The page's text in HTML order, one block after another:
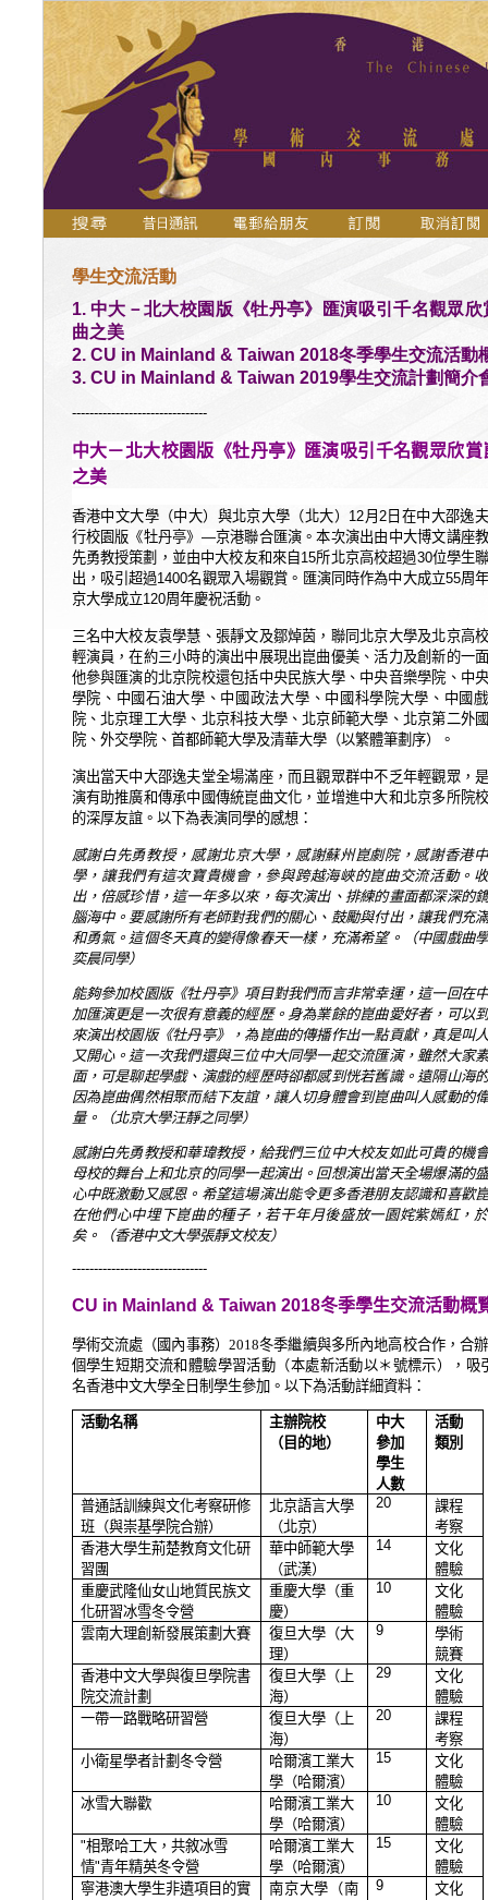
學生交流活動
1. 中大－北大校園版《牡丹亭》匯演吸引千名觀眾欣
曲之美
2. CU in Mainland & Taiwan 2018冬季學生交流活動
3. CU in Mainland & Taiwan 2019學生交流計劃簡介
-------------------------------
中大－北大校園版《牡丹亭》匯演吸引千名觀眾欣賞
之美
香港中文大學（中大）與北京大學（北大） 12 月 2日在中大邵逸
行校園版《牡丹亭》 —京港聯合匯演。本次演出由中大博文講座
先勇教授策劃，並由中大校友和來自15所北京高校超過30位學生
出， 吸引超過1400名觀眾入場觀賞。匯演同時作為中大成立55周
京大學成立120周年慶祝活動。
三名中大校友袁學慧、張靜文及鄒焯茵，聯同北京大學及北京高
輕演員，在約三小時的演出中展現出崑曲優美、活力及創新的一
他參與匯演的北京院校還包括中央民族大學、中央音樂學院、中
學院、中國石油大學、中國政法大學、中國科學院大學、中國
院、北京理工大學、北京科技大學、北京師範大學、北京第二外
院、外交學院、首都師範大學及清華大學（以繁體筆劃序）。
演出當天中大邵逸夫堂全場滿座，而且觀眾群中不乏年輕觀眾，
演有助推廣和傳承中國傳統崑曲文化，並增進中大和北京多所院
的深厚友誼。以下為表演同學的感想：
感謝白先勇教授，感謝北京大學，感謝蘇州崑劇院，感謝香港
學，讓我們有這次寶貴機會，參與跨越海峽的崑曲交流活動。
出，倍感珍惜，這一年多以來，每次演出、排練的畫面都深深的
腦海中。要感謝所有老師對我們的關心、鼓勵與付出，讓我們充
和勇氣。這個冬天真的變得像春天一樣，充滿希望。（中國戲曲
奕晨同學）
能夠參加校園版《牡丹亭》項目對我們而言非常幸運，這一回在
加匯演更是一次很有意義的經歷。身為業餘的崑曲愛好者，可以
來演出校園版《牡丹亭》，為崑曲的傳播作出一點貢獻，真是叫
又開心。這一次我們還與三位中大同學一起交流匯演，雖然大家
面，可是聊起學戲、演戲的經歷時卻都感到恍若舊識。遠隔山海
因為崑曲偶然相聚而結下友誼，讓人切身體會到崑曲叫人感動的
量。（北京大學汪靜之同學）
感謝白先勇教授和華瑋教授，給我們三位中大校友如此可貴的機
母校的舞台上和北京的同學一起演出。回想演出當天全場爆滿的
心中既激動又感恩。希望這場演出能令更多香港朋友認識和喜歡
在他們心中埋下崑曲的種子，若干年月後盛放一園姹紫嫣紅，
矣。（香港中文大學張靜文校友）
-------------------------------
CU in Mainland & Taiwan 2018冬季學生交流活動概
學術交流處（國內事務）2018冬季繼續與多所內地高校合作，合
個學生短期交流和體驗學習活動（本處新活動以＊號標示），吸
名香港中文大學全日制學生參加。以下為活動詳細資料：
活動名稱
主辦院校
（目的地）
中大
參加
學生
人數
活動
類別
普通話訓練與文化考察研修
班（與崇基學院合辦）
北京語言大學
（北京）
20
課程
考察
香港大學生荊楚教育文化研
習團
華中師範大學
（武漢）
14
文化
體驗
重慶武隆仙女山地質民族文
化研習冰雪冬令營
重慶大學（重
慶）
10
文化
體驗
雲南大理創新發展策劃大賽
復旦大學（大
理）
9
學術
競賽
香港中文大學與復旦學院書
院交流計劃
復旦大學（上
海）
29
文化
體驗
一帶一路戰略研習營
復旦大學（上
海）
20
課程
考察
小衛星學者計劃冬令營
哈爾濱工業大
學（哈爾濱）
15
文化
體驗
冰雪大聯歡
哈爾濱工業大
學（哈爾濱）
10
文化
體驗
"相聚哈工大，共敘冰雪
情"青年精英冬令營
哈爾濱工業大
學（哈爾濱）
15
文化
體驗
寧港澳大學生非遺項目的實
南京大學（南
9
文化